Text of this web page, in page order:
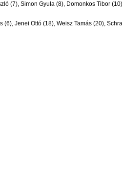
(7), Simon Gyula (8), Domonkos Tibor
Jenei Ottó (18), Weisz Tamás (20),